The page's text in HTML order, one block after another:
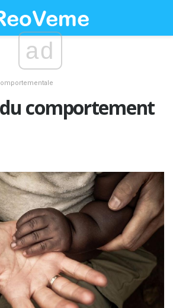
ad
du comportement